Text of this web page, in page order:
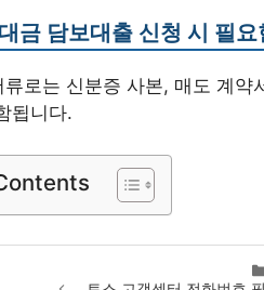
금 담보대출 신청 시 필
로는 신분증 사본, 매도 계약
됩니다.